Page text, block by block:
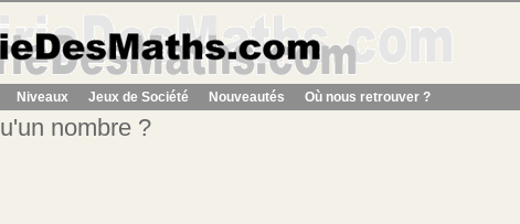
Niveaux Jeux de Société Nouveautés Où nous retrouver ?
nombre ?